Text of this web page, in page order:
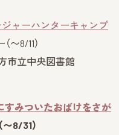
ジャーハンターキャンプ
〜8/11）
市立中央図書館
すみついたおばけをさが
8/31）